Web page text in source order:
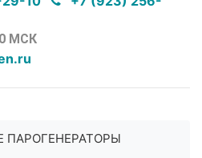
МСК
ПАРОГЕНЕРАТОРЫ